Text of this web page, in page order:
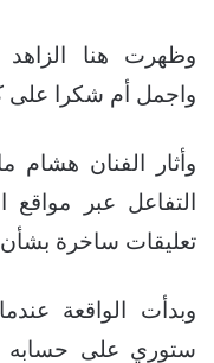
وظهرت هنا
واجمل أم شكرا على
وأثار الفنان هشام
التفاعل عبر مواقع
تعليقات ساخرة
وبدأت الواقعة
ستوري على حسابه